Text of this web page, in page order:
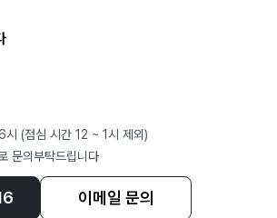
(점심 시간 12 ~ 1시 제외)
문의부탁드립니다
이메일 문의